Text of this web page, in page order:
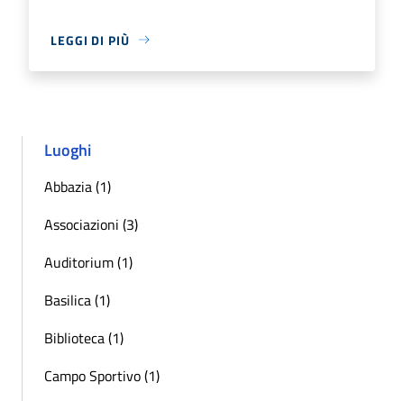
LEGGI DI PIÙ
Luoghi
Abbazia (1)
Associazioni (3)
Auditorium (1)
Basilica (1)
Biblioteca (1)
Campo Sportivo (1)